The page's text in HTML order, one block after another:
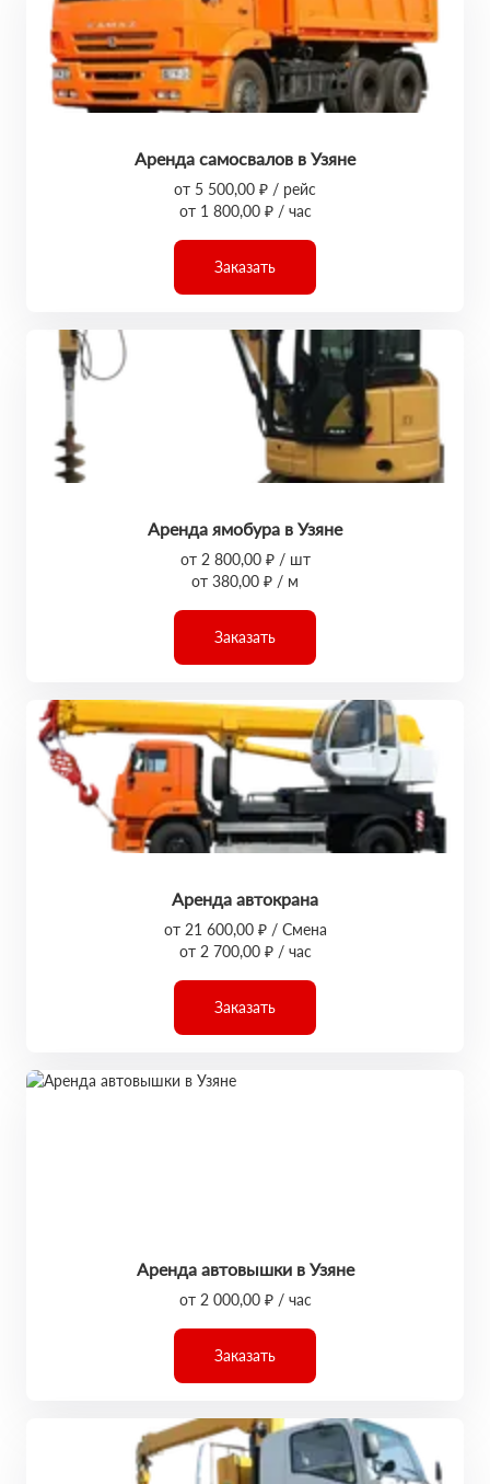
Аренда самосвалов в Узяне
от 5 500,00 ₽ / рейс
от 1 800,00 ₽ / час
Заказать
Аренда ямобура в Узяне
от 2 800,00 ₽ / шт
от 380,00 ₽ / м
Заказать
Аренда автокрана
от 21 600,00 ₽ / Смена
от 2 700,00 ₽ / час
Заказать
Аренда автовышки в Узяне
от 2 000,00 ₽ / час
Заказать